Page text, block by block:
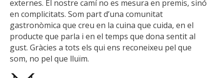
externes. El nostre camí no es mesura en premis, sinó
en complicitats. Som part d’una comunitat
gastronòmica que creu en la cuina que cuida, en el
producte que parla i en el temps que dona sentit al
gust. Gràcies a tots els qui ens reconeixeu pel que
som, no pel que lluïm.